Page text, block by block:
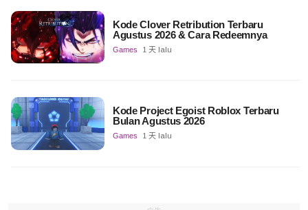
Kode Clover Retribution Terbaru
Agustus 2026 & Cara Redeemnya
Games 1 天 lalu
Kode Project Egoist Roblox Terbaru
Bulan Agustus 2026
Games 1 天 lalu